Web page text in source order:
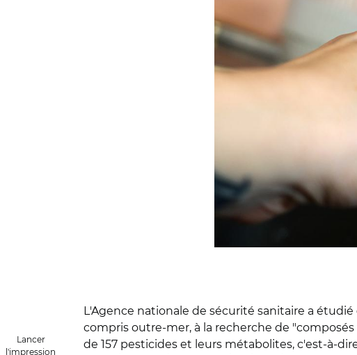
Lancer
l'impression
L'Agence nationale de sécurité sanitaire a
compris outre-mer, à la recherche de
de 157 pesticides et leurs métabolites, c'est-à-